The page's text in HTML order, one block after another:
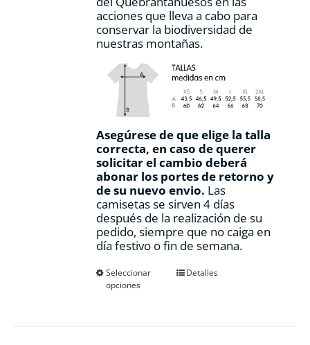
acciones que lleva a cabo para
conservar la biodiversidad de
nuestras montañas.
Asegúrese de que elige la talla
correcta, en caso de querer
solicitar el cambio deberá
abonar los portes de retorno y
de su nuevo envio. Las
camisetas se sirven 4 días
después de la realización de su
pedido, siempre que no caiga en
día festivo o fin de semana.
Seleccionar
opciones
EsteDetalles